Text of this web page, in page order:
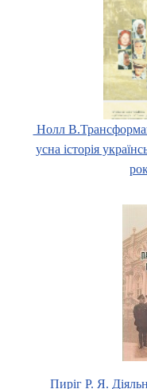
Нолл
усна історія
Пиріг Р. Я.